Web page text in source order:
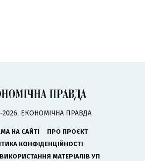
2026, ЕКОНОМІЧНА ПРАВДА
НА САЙТІ
ПРО ПРОЄКТ
КОНФІДЕНЦІЙНОСТІ
МАТЕРІАЛІВ УП